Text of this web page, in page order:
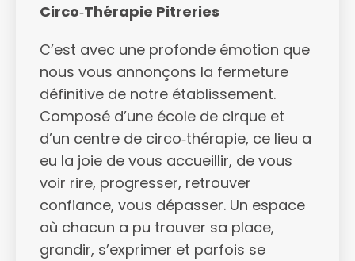
Circo‑Thérapie Pitreries
C’est avec une profonde émotion que
nous vous annonçons la fermeture
définitive de notre établissement.
Composé d’une école de cirque et
d’un centre de circo‑thérapie, ce lieu a
eu la joie de vous accueillir, de vous
voir rire, progresser, retrouver
confiance, vous dépasser. Un espace
où chacun a pu trouver sa place,
grandir, s’exprimer et parfois se